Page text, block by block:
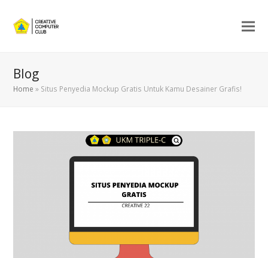
Blog
Home » Situs Penyedia Mockup Gratis Untuk Kamu Desainer Grafis!